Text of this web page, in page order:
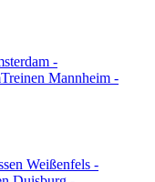
-
Treinen Mannheim -
Weißenfels -